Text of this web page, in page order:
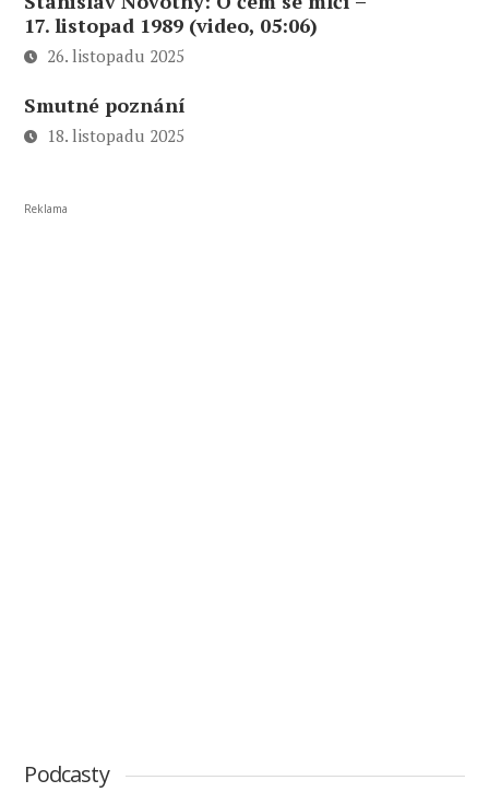
17. listopad 1989 (video, 05:06)
26. listopadu 2025
Smutné poznání
18. listopadu 2025
Reklama
Podcasty